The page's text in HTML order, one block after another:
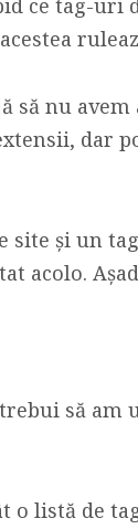
ce tag-uri
să nu avem
dar
site și un
acolo.
să am
listă de